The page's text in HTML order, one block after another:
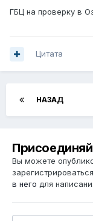
ГБЦ на проверку в
Цитата
НАЗАД
Вы можете
в него для